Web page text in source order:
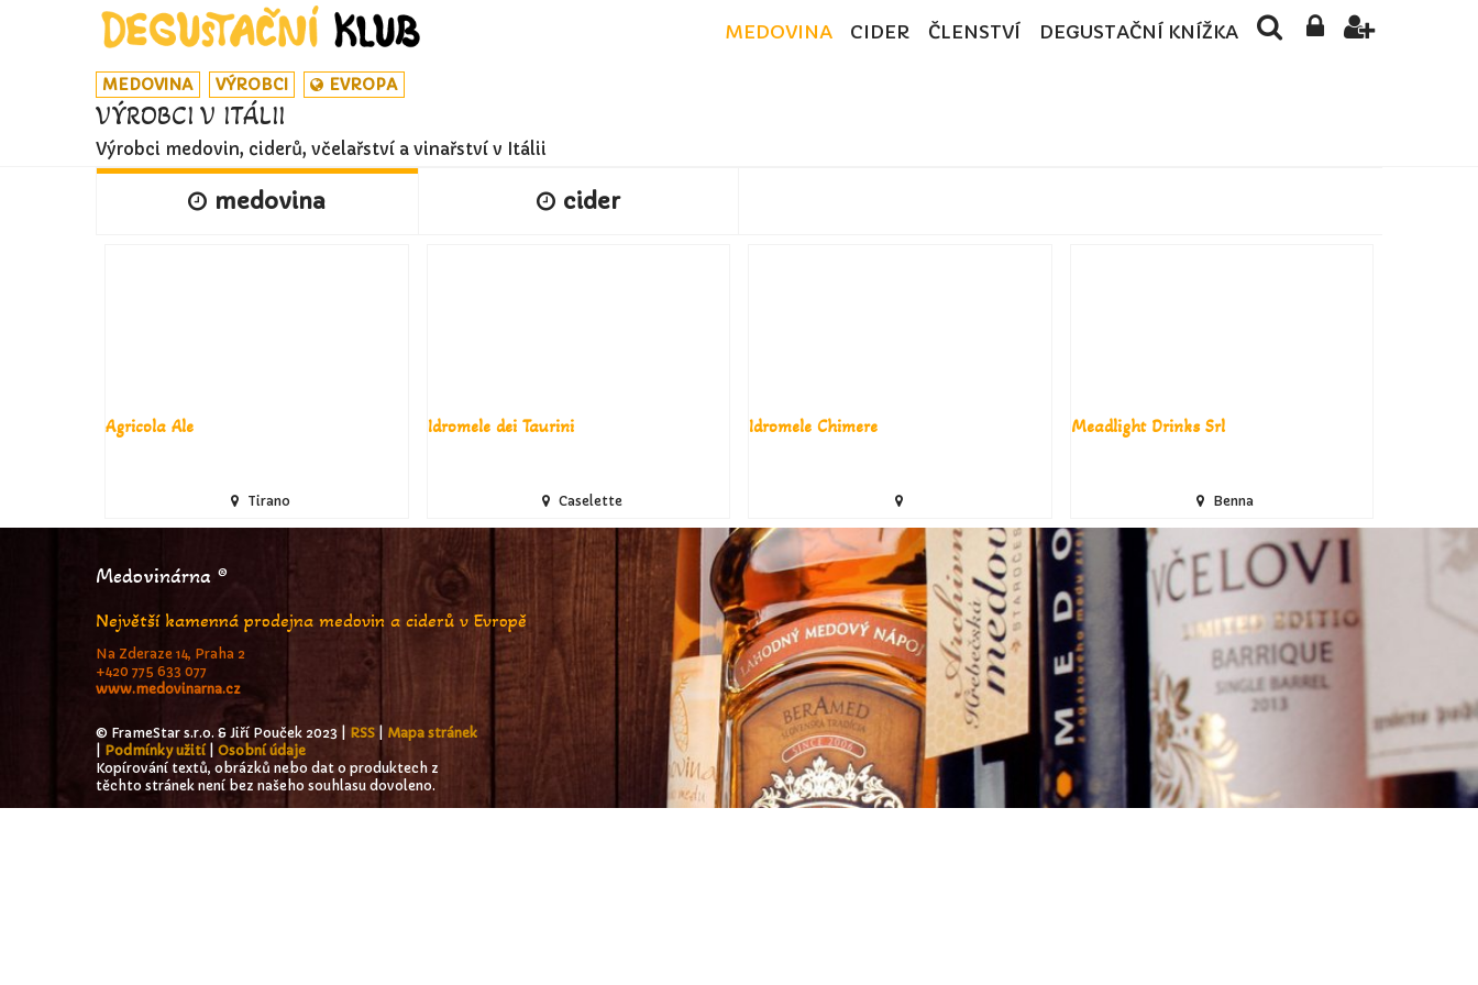
MEDOVINA CIDER ČLENSTVÍ DEGUSTAČNÍ KNÍŽKA
MEDOVINA VÝROBCI EVROPA
VÝROBCI V ITÁLII
Výrobci medovin, ciderů, včelařství a vinařství v Itálii
medovina cider
Agricola Ale
Tirano
Idromele dei Taurini
Caselette
Idromele Chimere Meadlight Drinks Srl
Benna
Medovinárna ®
Největší kamenná prodejna medovin a ciderů v Evropě
Na Zderaze 14, Praha 2
+420 775 633 077
www.medovinarna.cz
© FrameStar s.r.o. & Jiří Pouček 2023 | RSS
Mapa stránek
Podmínky užití| Osobní údaje
Kopírování textů, obrázků nebo dat o produktech z
těchto stránek není bez našeho souhlasu dovoleno.